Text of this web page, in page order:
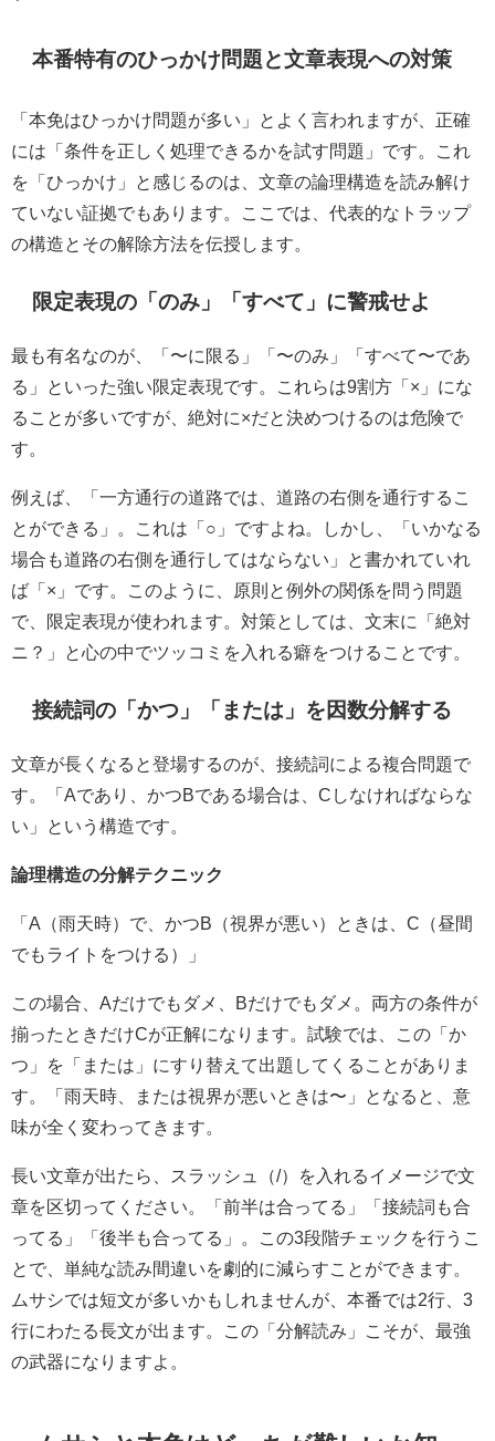
本番特有のひっかけ問題と文章表現への対策
「本免はひっかけ問題が多い」とよく言われますが、正確
には「条件を正しく処理できるかを試す問題」です。これ
を「ひっかけ」と感じるのは、文章の論理構造を読み解け
ていない証拠でもあります。ここでは、代表的なトラップ
の構造とその解除方法を伝授します。
限定表現の「のみ」「すべて」に警戒せよ
最も有名なのが、「〜に限る」「〜のみ」「すべて〜であ
る」といった強い限定表現です。これらは9割方「×」にな
ることが多いですが、絶対に×だと決めつけるのは危険で
す。
例えば、「一方通行の道路では、道路の右側を通行するこ
とができる」。これは「○」ですよね。しかし、「いかなる
場合も道路の右側を通行してはならない」と書かれていれ
ば「×」です。このように、原則と例外の関係を問う問題
で、限定表現が使われます。対策としては、文末に「絶対
ニ？」と心の中でツッコミを入れる癖をつけることです。
接続詞の「かつ」「または」を因数分解する
文章が長くなると登場するのが、接続詞による複合問題で
す。「Aであり、かつBである場合は、Cしなければならな
い」という構造です。
論理構造の分解テクニック
「A（雨天時）で、かつB（視界が悪い）ときは、C（昼間
でもライトをつける）」
この場合、Aだけでもダメ、Bだけでもダメ。両方の条件が
揃ったときだけCが正解になります。試験では、この「か
つ」を「または」にすり替えて出題してくることがありま
す。「雨天時、または視界が悪いときは〜」となると、意
味が全く変わってきます。
長い文章が出たら、スラッシュ（/）を入れるイメージで文
章を区切ってください。「前半は合ってる」「接続詞も合
ってる」「後半も合ってる」。この3段階チェックを行うこ
とで、単純な読み間違いを劇的に減らすことができます。
ムサシでは短文が多いかもしれませんが、本番では2行、3
行にわたる長文が出ます。この「分解読み」こそが、最強
の武器になりますよ。